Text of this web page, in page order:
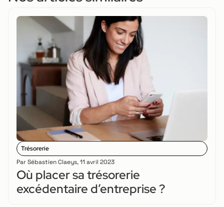
Trésorerie
Par Sébastien Claeys,11 avril 2023
Où placer sa trésorerie
excédentaire d’entreprise ?